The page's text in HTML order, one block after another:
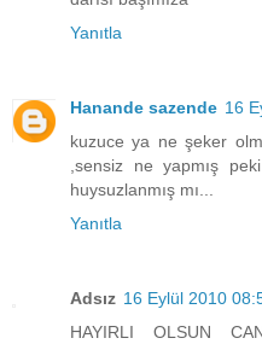
Yanıtla
Hanande sazende 16
kuzuce ya ne şeker
,sensiz ne yapmış
huysuzlanmış mı...
Yanıtla
Adsız 16 Eylül 2010
HAYIRLI OLSUN